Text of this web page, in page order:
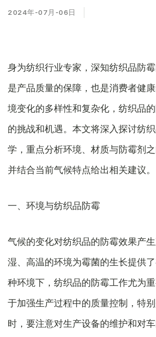
2024年-07月-06日
身为纺织行业专家，深知纺织品防
是产品质量的保障，也是消费者健
境变化的多样性和复杂化，纺织品
的挑战和机遇。本文将深入探讨纺
学，重点分析环境、材质与防霉剂
并结合当前气候特点给出相关建议。
一、环境与纺织品防霉
气候的变化对纺织品的防霉效果产
湿、高温的环境为霉菌的生长提供
种环境下，纺织品的防霉工作尤为
于加强生产过程中的质量控制，特
时，要注意对生产设备的维护和对车